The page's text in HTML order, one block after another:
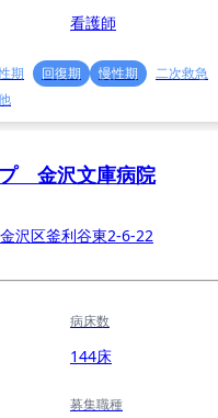
看護師
期 回復期 慢性期
二次救急
金沢文庫病院
沢区釜利谷東2-6-22
病床数
144床
募集職種